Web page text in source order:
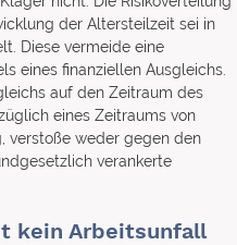
der Altersteilzeit sei in
Diese vermeide eine
eines finanziellen Ausgleichs.
auf den Zeitraum des
eines Zeitraums von
verstoße weder gegen den
verankerte
kein Arbeitsunfall